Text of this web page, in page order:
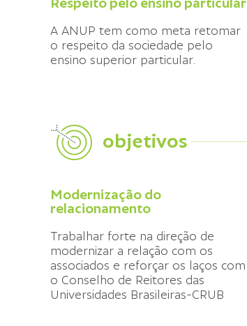
Respeito pelo ensino particular
A ANUP tem como meta retomar
o respeito da sociedade pelo
ensino superior particular.
objetivos
Modernização do
relacionamento
Trabalhar forte na direção de
modernizar a relação com os
associados e reforçar os laços com
o Conselho de Reitores das
Universidades Brasileiras-CRUB